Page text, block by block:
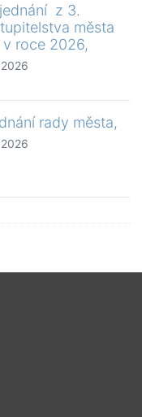
z 3.
města
roce 2026,
rady města,